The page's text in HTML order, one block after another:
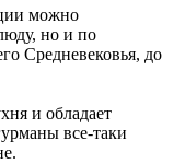
можно
но и по
Средневековья, до
и обладает
все-таки